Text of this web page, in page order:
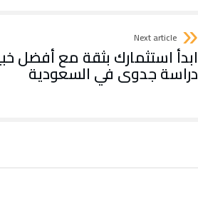
Next article
ابدأ استثمارك بثقة مع أفضل
دراسة جدوى في السعودية